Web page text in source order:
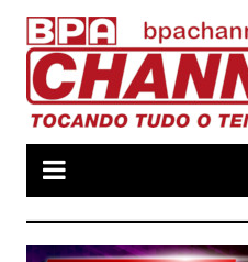
para
conteúdo